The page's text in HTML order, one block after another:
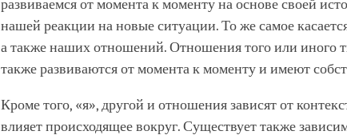
развиваемся от момента к моменту на основе своей
нашей реакции на новые ситуации. То же самое
а также наших отношений. Отношения того или иного
также развиваются от момента к моменту и имеют
Кроме того, «я», другой и отношения зависят от
влияет происходящее вокруг. Существует также